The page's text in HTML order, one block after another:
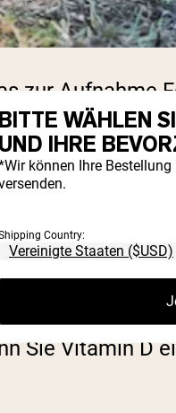
zur Aufnahme
Eigelb,
Fette oder
keine.
Magen
Sie Vitamin D
BITTE WÄHLEN
UND IHRE
können Ihre
Country: